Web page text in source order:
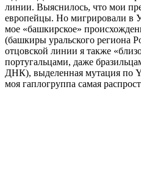
линии. Выяснилось, что мои
европейцы. Но мигрировали в
мое «башкирское»
(башкиры уральского региона
отцовской линии я также
португальцами, даже
ДНК), выделенная мутация по
моя гаплогруппа самая